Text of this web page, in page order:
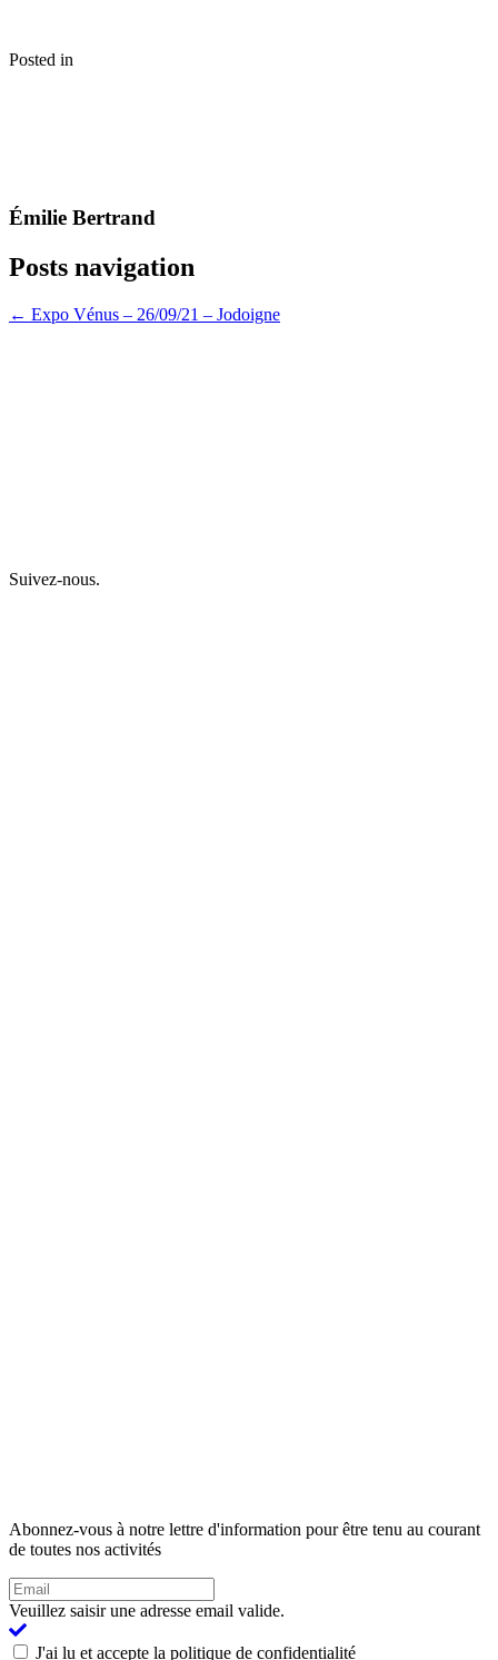
Posted in
Émilie Bertrand
Posts navigation
← Expo Vénus – 26/09/21 – Jodoigne
Suivez-nous.
Abonnez-vous à notre lettre d'information pour être tenu au courant
de toutes nos activités
Veuillez saisir une adresse email valide.
J'ai lu et accepte la politique de confidentialité